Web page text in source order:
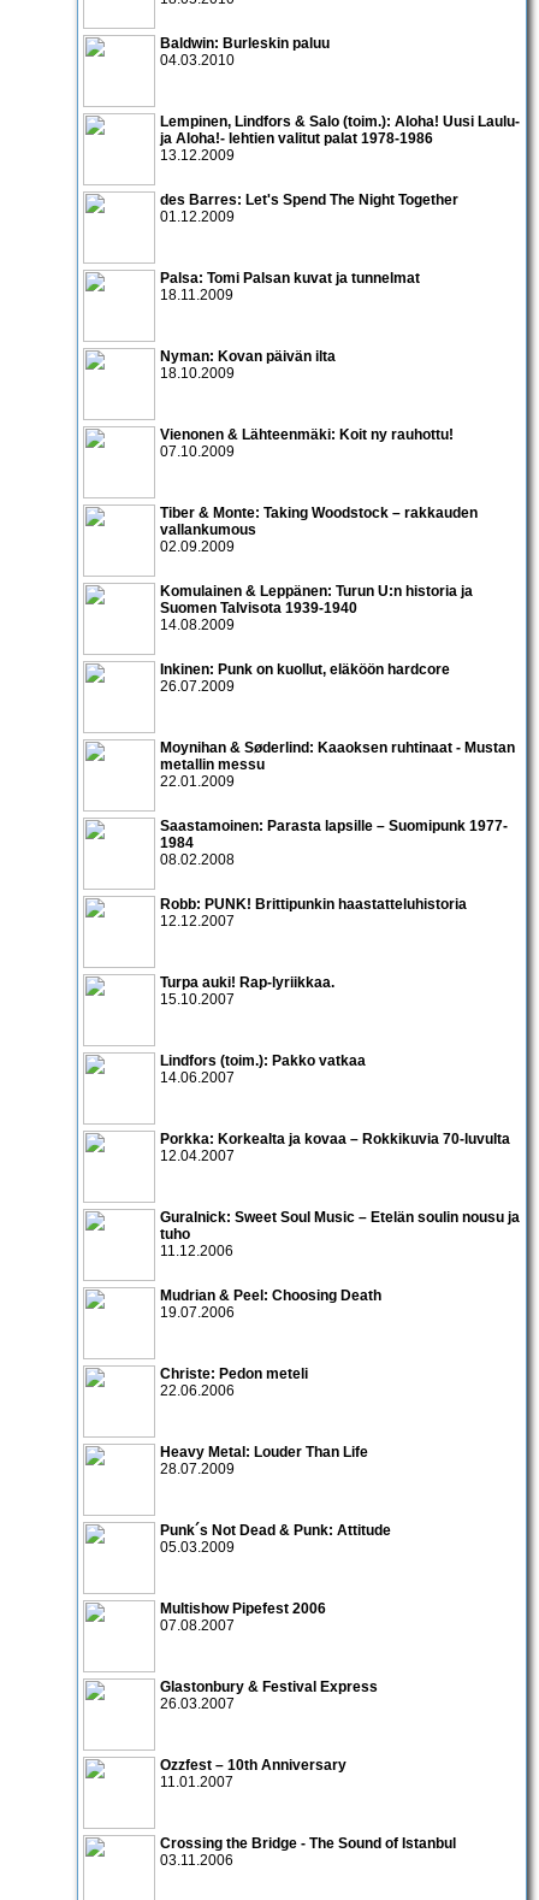
Baldwin: Burleskin paluu
04.03.2010
Lempinen, Lindfors & Salo (toim.): Aloha! Uusi Laulu-
ja Aloha!- lehtien valitut palat 1978-1986
13.12.2009
des Barres: Let's Spend The Night Together
01.12.2009
Palsa: Tomi Palsan kuvat ja tunnelmat
18.11.2009
Nyman: Kovan päivän ilta
18.10.2009
Vienonen & Lähteenmäki: Koit ny rauhottu!
07.10.2009
Tiber & Monte: Taking Woodstock – rakkauden
vallankumous
02.09.2009
Komulainen & Leppänen: Turun U:n historia ja
Suomen Talvisota 1939-1940
14.08.2009
Inkinen: Punk on kuollut, eläköön hardcore
26.07.2009
Moynihan & Søderlind: Kaaoksen ruhtinaat - Mustan
metallin messu
22.01.2009
Saastamoinen: Parasta lapsille – Suomipunk 1977-
1984
08.02.2008
Robb: PUNK! Brittipunkin haastatteluhistoria
12.12.2007
Turpa auki! Rap-lyriikkaa.
15.10.2007
Lindfors (toim.): Pakko vatkaa
14.06.2007
Porkka: Korkealta ja kovaa – Rokkikuvia 70-luvulta
12.04.2007
Guralnick: Sweet Soul Music – Etelän soulin nousu ja
tuho
11.12.2006
Mudrian & Peel: Choosing Death
19.07.2006
Christe: Pedon meteli
22.06.2006
Heavy Metal: Louder Than Life
28.07.2009
Punk´s Not Dead & Punk: Attitude
05.03.2009
Multishow Pipefest 2006
07.08.2007
Glastonbury & Festival Express
26.03.2007
Ozzfest – 10th Anniversary
11.01.2007
Crossing the Bridge - The Sound of Istanbul
03.11.2006